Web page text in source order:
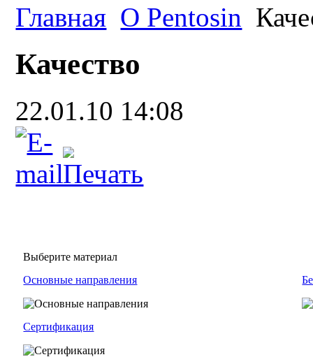
Главная О Pentosin
Качество
22.01.10 14:08
Выберите материал
Основные направления
Сертификация